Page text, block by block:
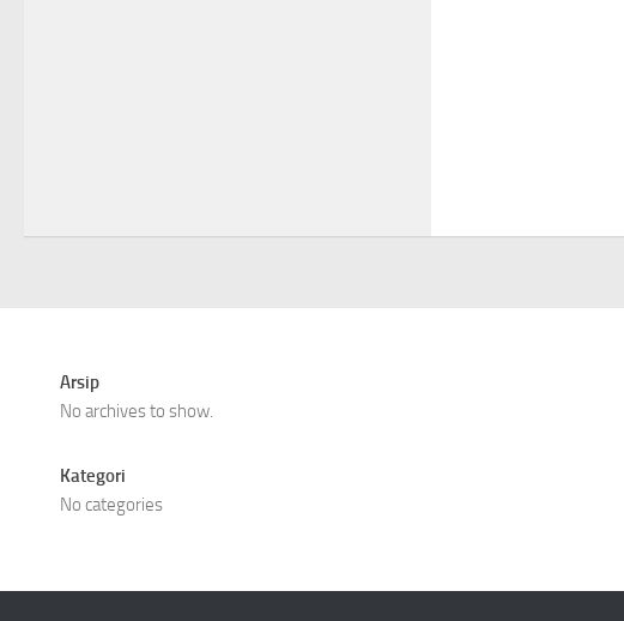
Arsip
No archives to show.
Kategori
No categories